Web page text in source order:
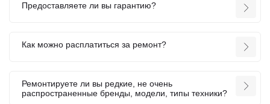
Предоставляете ли вы гарантию?
Как можно расплатиться за ремонт?
Ремонтируете ли вы редкие, не очень
распространенные бренды, модели, типы техники?